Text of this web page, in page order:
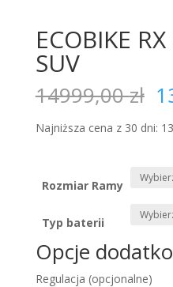
ECOBIKE
SUV
14999,00zł
Najniższa cena z 30 dni:
Rozmiar Ramy
Typ baterii
Opcje
Regulacja (opcjonalne)